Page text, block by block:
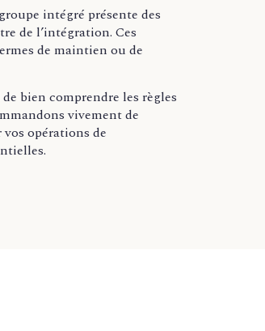
intégré présente des
de l’intégration. Ces
de maintien ou de
bien comprendre les règles
vivement de
opérations de